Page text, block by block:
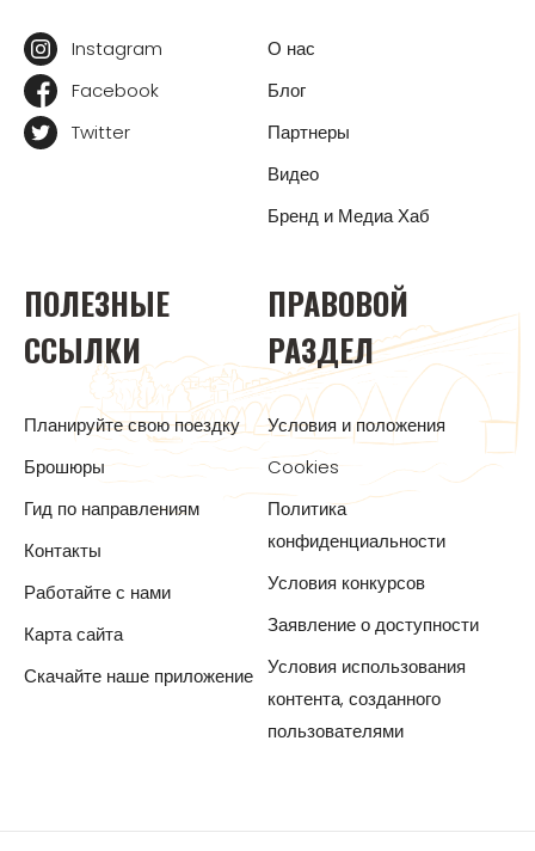
Instagram
Facebook
Twitter
О нас
Блог
Партнеры
Видео
Бренд и Медиа Хаб
ПОЛЕЗНЫЕ
ССЫЛКИ
Планируйте свою поездку
Брошюры
Гид по направлениям
Контакты
Работайте с нами
Карта сайта
Скачайте наше приложение
ПРАВОВОЙ
РАЗДЕЛ
Условия и положения
Cookies
Политика
конфиденциальности
Условия конкурсов
Заявление о доступности
Условия использования
контента, созданного
пользователями